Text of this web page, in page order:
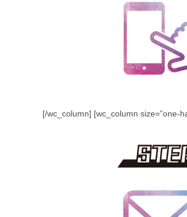
[/wc_column] [wc_column size=”one-